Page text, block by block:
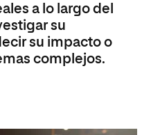
a lo largo del
su
su impacto o
complejos.